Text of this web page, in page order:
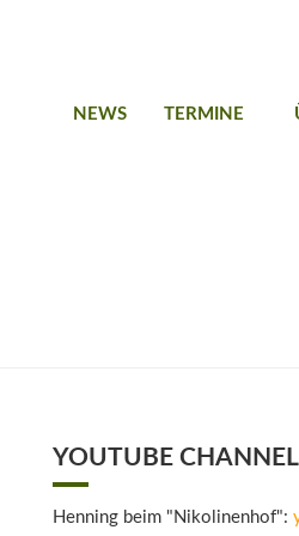
NEWS TERMINE
YOUTUBE CHANNEL
Henning beim "Nikolinenhof":